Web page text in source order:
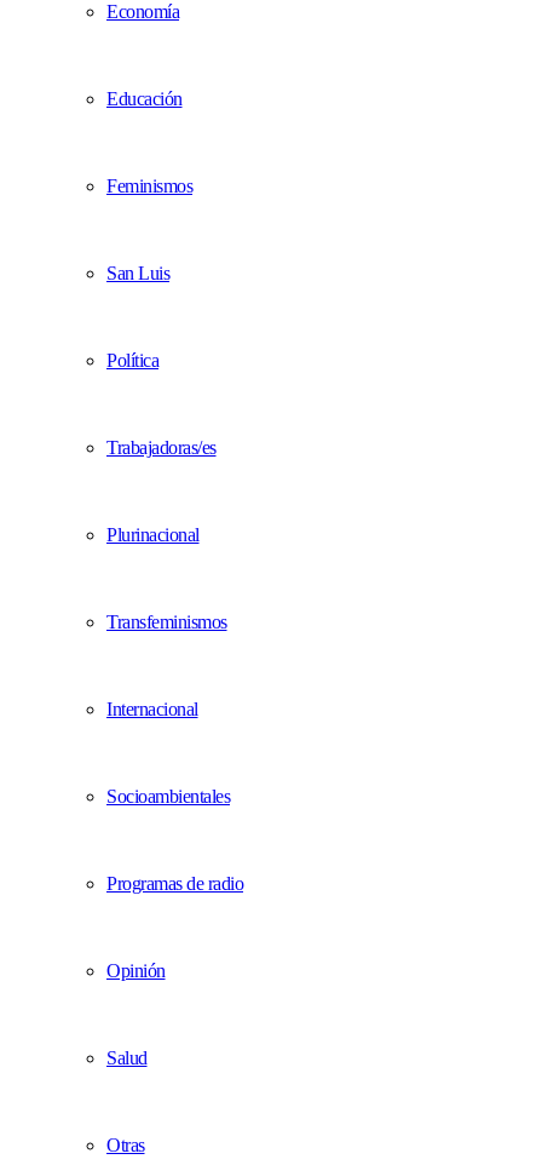
Economía
Educación
Feminismos
San Luis
Política
Trabajadoras/es
Plurinacional
Transfeminismos
Internacional
Socioambientales
Programas de radio
Opinión
Salud
Otras